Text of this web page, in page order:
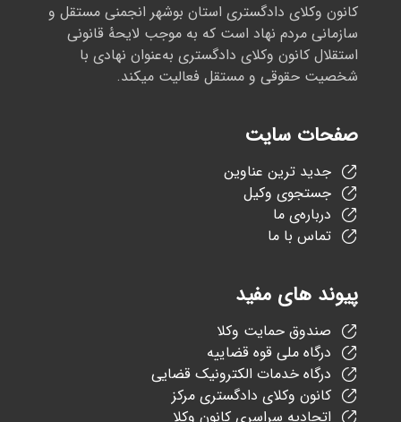
کانون وکلای دادگستری استان بوشهر انجمنی مستقل و
سازمانی مردم نهاد است که به موجب لایحهٔ قانونی
استقلال کانون وکلای دادگستری به‌عنوان نهادی با
شخصیت حقوقی و مستقل فعالیت میکند.
صفحات سایت
جدید ترین عناوین
جستجوی وکیل
درباره‌ی ما
تماس با ما
پیوند های مفید
صندوق حمایت وکلا
درگاه ملی قوه قضاییه
درگاه خدمات الکترونیک قضایی
کانون وکلای دادگستری مرکز
اتحادیه سراسری کانون وکلا